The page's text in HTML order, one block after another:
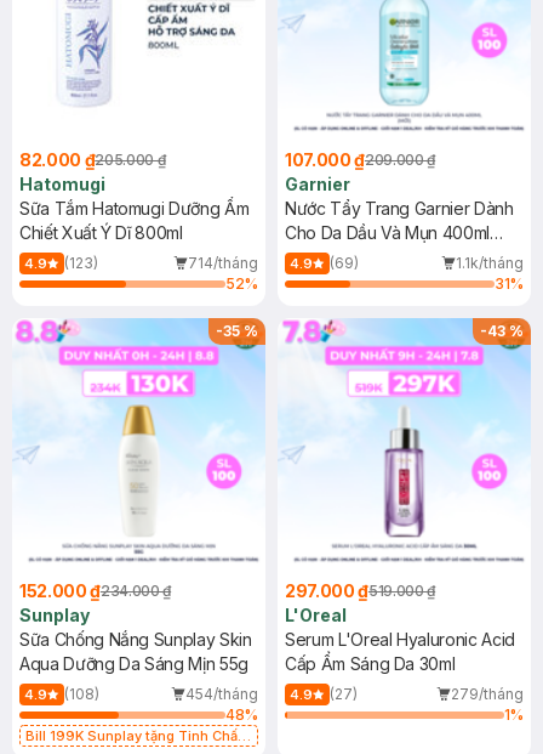
82.000 ₫205.000 ₫
Hatomugi
Sữa Tắm Hatomugi Dưỡng Ẩm
Chiết Xuất Ý Dĩ 800ml
4.9 (123)
714/tháng
52%
107.000 ₫209.000 ₫
Garnier
Nước Tẩy Trang Garnier Dành
Cho Da Dầu Và Mụn 400ml
(Mới)
4.9 (69)
1.1k/tháng
31%
-35%
152.000 ₫234.000 ₫
Sunplay
Sữa Chống Nắng Sunplay Skin
Aqua Dưỡng Da Sáng Mịn 55g
4.9 (108)
454/tháng
48%
Bill 199K Sunplay tặng Tinh Chất
-43%
297.000 ₫519.000 ₫
L'Oreal
Serum L'Oreal Hyaluronic Acid
Cấp Ẩm Sáng Da 30ml
4.9 (27)
279/tháng
1%